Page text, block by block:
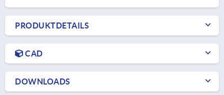
PRODUKTDETAILS
CAD
DOWNLOADS